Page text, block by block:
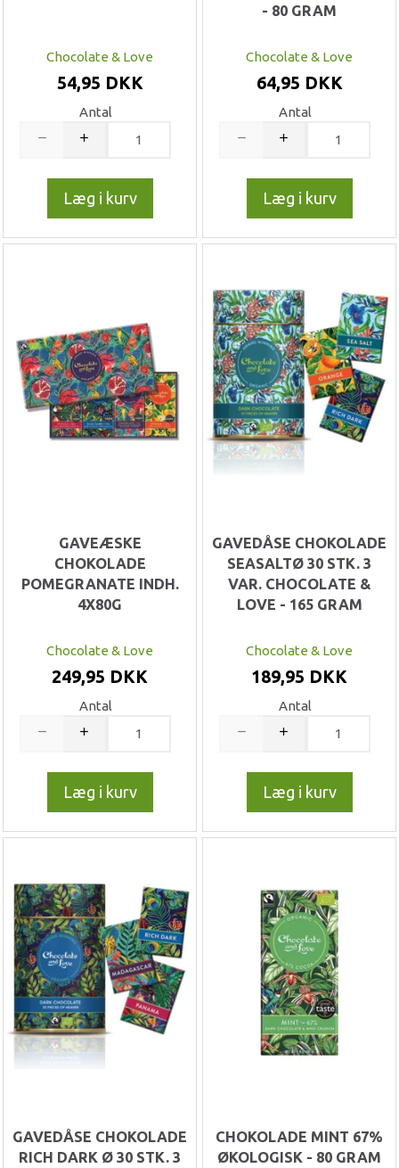
Chocolate & Love
54,95 DKK
Antal
Læg i kurv
- 80 GRAM
Chocolate & Love
64,95 DKK
Antal
Læg i kurv
GAVEÆSKE
CHOKOLADE
POMEGRANATE INDH.
4X80G
Chocolate & Love
249,95 DKK
Antal
Læg i kurv
GAVEDÅSE CHOKOLADE
SEASALTØ 30 STK. 3
VAR. CHOCOLATE &
LOVE - 165 GRAM
Chocolate & Love
189,95 DKK
Antal
Læg i kurv
GAVEDÅSE CHOKOLADE
RICH DARK Ø 30 STK. 3
CHOKOLADE MINT 67%
ØKOLOGISK - 80 GRAM